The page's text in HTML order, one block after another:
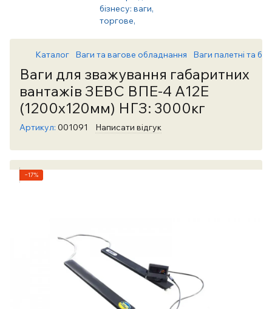
Каталог Ваги та вагове обладнання Ваги палетні та
Ваги для зважування габаритних
вантажів ЗЕВС ВПЕ-4 А12Е
(1200х120мм) НГЗ: 3000кг
Артикул: 001091 Написати відгук
−17%